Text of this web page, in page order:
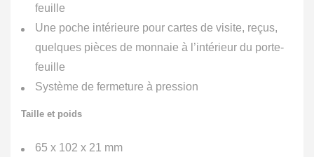
feuille
Une poche intérieure pour cartes de visite, reçus,
quelques pièces de monnaie à l’intérieur du porte-
feuille
Système de fermeture à pression
Taille et poids
65 x 102 x 21 mm